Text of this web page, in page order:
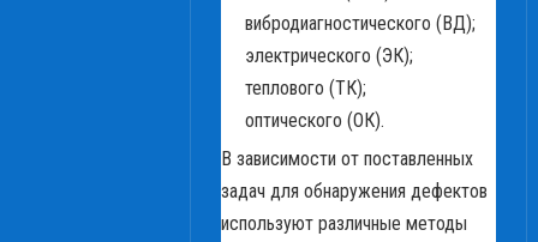
вибродиагностического (ВД);
электрического (ЭК);
теплового (ТК);
оптического (ОК).
В зависимости от поставленных
задач для обнаружения дефектов
используют различные методы